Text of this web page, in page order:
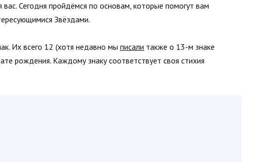
Сегодня пройдёмся по основам, которые помогут вам
Звёздами.
Их всего 12 (хотя недавно мы писали также о 13-м знаке
рождения. Каждому знаку соответствует своя стихия